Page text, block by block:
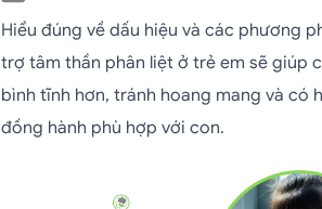
Hiểu đúng về dấu hiệu và các phương
trợ tâm thần phân liệt ở trẻ em sẽ giúp
bình tĩnh hơn, tránh hoang mang và có
đồng hành phù hợp với con.